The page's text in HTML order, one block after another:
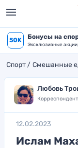
50K Бонусы на
Эксклюзивные
Спорт Смешанные
Любовь
Корреспондент
12.02.2023
Ислам